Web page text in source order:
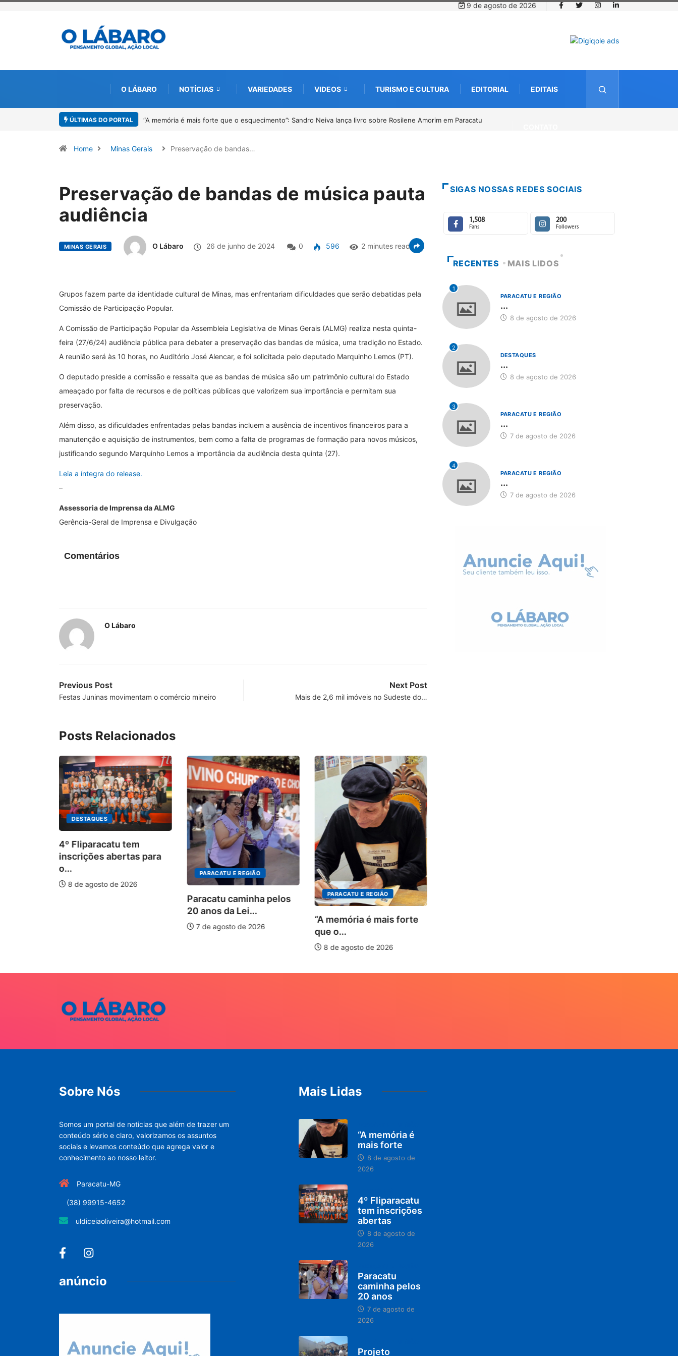
9 de agosto de 2026
O LÁBARO NOTÍCIAS VARIEDADES VIDEOS TURISMO E CULTURA EDITORIAL EDITAIS
ÚLTIMAS DO PORTAL“A memória é mais forte que o esquecimento”: Sandro Neiva lança livro sobre Rosilene Amorim em Paracatu4º Fliparacatu tem inscrições abertas para o Prêmio de Redação e
Home Minas Gerais Preservação de bandas…
Preservação de bandas de música pauta
audiência
MINAS GERAIS O Lábaro 26 de junho de 2024 0 596 2 minutes read
Grupos fazem parte da identidade cultural de Minas, mas enfrentariam dificuldades que serão debatidas pela
Comissão de Participação Popular.
A Comissão de Participação Popular da Assembleia Legislativa de Minas Gerais (ALMG) realiza nesta quinta-
feira (27/6/24) audiência pública para debater a preservação das bandas de música, uma tradição no Estado.
A reunião será às 10 horas, no Auditório José Alencar, e foi solicitada pelo deputado Marquinho Lemos (PT).
O deputado preside a comissão e ressalta que as bandas de música são um patrimônio cultural do Estado
ameaçado por falta de recursos e de políticas públicas que valorizem sua importância e permitam sua
preservação.
Além disso, as dificuldades enfrentadas pelas bandas incluem a ausência de incentivos financeiros para a
manutenção e aquisição de instrumentos, bem como a falta de programas de formação para novos músicos,
justificando segundo Marquinho Lemos a importância da audiência desta quinta (27).
Leia a íntegra do release.
–
Assessoria de Imprensa da ALMG
Gerência-Geral de Imprensa e Divulgação
Comentários
O Lábaro
Previous Post
Festas Juninas movimentam o comércio mineiro
Next Post
Mais de 2,6 mil imóveis no Sudeste do…
Posts Relacionados
DESTAQUES
4º Fliparacatu tem
inscrições abertas para
o...
8 de agosto de 2026
PARACATU E REGIÃO
Paracatu caminha pelos
20 anos da Lei...
7 de agosto de 2026
PARACATU E REGIÃO
“A memória é mais forte
que o...
8 de agosto de 2026
SIGAS NOSSAS REDES SOCIAIS
1,508
Fans
200
Followers
RECENTES MAIS LIDOS
1
PARACATU E REGIÃO
...
8 de agosto de 2026
2
DESTAQUES
...
8 de agosto de 2026
3
PARACATU E REGIÃO
...
7 de agosto de 2026
4
PARACATU E REGIÃO
...
7 de agosto de 2026
Sobre Nós
Somos um portal de noticias que além de trazer um
conteúdo sério e claro, valorizamos os assuntos
sociais e levamos conteúdo que agrega valor e
conhecimento ao nosso leitor.
Paracatu-MG
(38) 99915-4652
uldiceiaoliveira@hotmail.com
anúncio
Mais Lidas
“A memória é
mais forte
8 de agosto de
2026
4º Fliparacatu
tem inscrições
abertas
8 de agosto de
2026
Paracatu
caminha pelos
20 anos
7 de agosto de
2026
Projeto